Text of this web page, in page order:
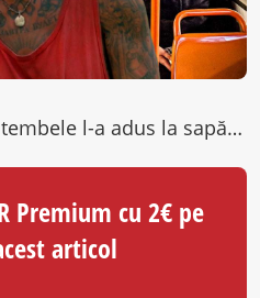
Pasiunea pentru jucării tembele l-a adus la sapă de lemn, dar CRBL e gata să îşi revină financiar! Artistul a…
Premium cu 2€ pe
articol